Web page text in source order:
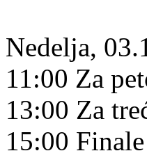
Nedelja,
11:00 Za
13:00 Za
15:00 Finale